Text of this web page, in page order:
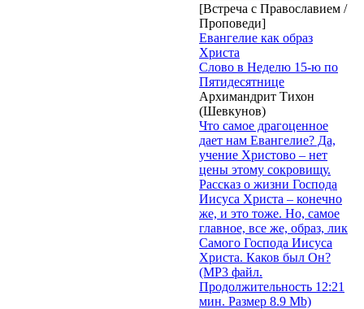
[Встреча с Православием /
Проповеди]
Евангелие как образ
Христа
Слово в Неделю 15-ю по
Пятидесятнице
Архимандрит Тихон
(Шевкунов)
Что самое драгоценное
дает нам Евангелие? Да,
учение Христово – нет
цены этому сокровищу.
Рассказ о жизни Господа
Иисуса Христа – конечно
же, и это тоже. Но, самое
главное, все же, образ, лик
Самого Господа Иисуса
Христа. Каков был Он?
(MP3 файл.
Продолжительность 12:21
мин. Размер 8.9 Mb)